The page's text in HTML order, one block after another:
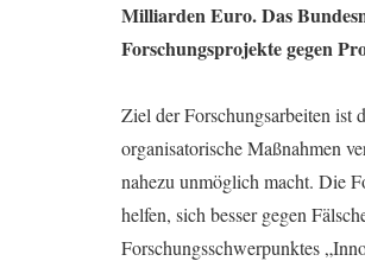
Milliarden Euro. Das
Forschungsprojekte gegen
Ziel der Forschungsarbeiten ist
organisatorische Maßnahmen
nahezu unmöglich macht. Die
helfen, sich besser gegen
Forschungsschwerpunktes